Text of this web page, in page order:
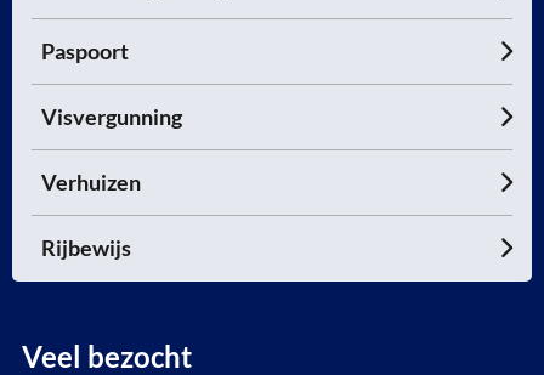
Paspoort
Visvergunning
Verhuizen
Rijbewijs
Veel bezocht